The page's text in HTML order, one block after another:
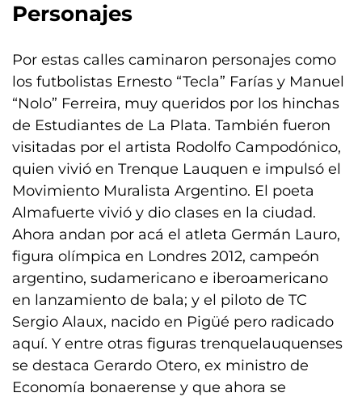
Personajes
Por estas calles caminaron personajes como
los futbolistas Ernesto “Tecla” Farías y Manuel
“Nolo” Ferreira, muy queridos por los hinchas
de Estudiantes de La Plata. También fueron
visitadas por el artista Rodolfo Campodónico,
quien vivió en Trenque Lauquen e impulsó el
Movimiento Muralista Argentino. El poeta
Almafuerte vivió y dio clases en la ciudad.
Ahora andan por acá el atleta Germán Lauro,
figura olímpica en Londres 2012, campeón
argentino, sudamericano e iberoamericano
en lanzamiento de bala; y el piloto de TC
Sergio Alaux, nacido en Pigüé pero radicado
aquí. Y entre otras figuras trenquelauquenses
se destaca Gerardo Otero, ex ministro de
Economía bonaerense y que ahora se